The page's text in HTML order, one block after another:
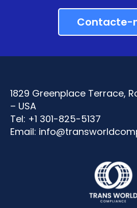
Contacte-
1829 Greenplace Terrace,
– USA
Tel: +1 301-825-5137
Email: